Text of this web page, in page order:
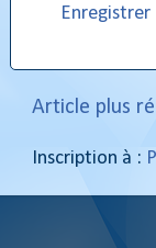
Article plus
Inscription à :